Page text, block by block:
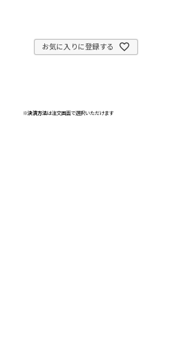
お気に入りに登録する
※決済方法は注文画面で選択いただけます